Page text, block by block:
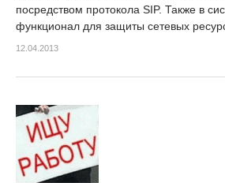
посредством протокола SIP. Также в
функционал для защиты сетевых
12.04.2013